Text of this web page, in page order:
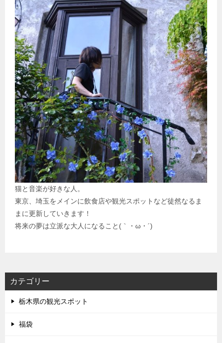
猫と音楽が好きな人。
東京、埼玉をメインに飲食店や観光スポットなど徒然なるま
まに更新していきます！
将来の夢は立派な大人になること(｀・ω・´)
カテゴリー
栃木県の観光スポット
福袋